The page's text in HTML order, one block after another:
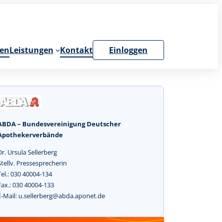
Leistungen Kontakt Einloggen
– Bundesvereinigung Deutscher
Ursula Sellerberg
Pressesprecherin
030 40004-134
030 40004-133
Mail: u.sellerberg@abda.aponet.de